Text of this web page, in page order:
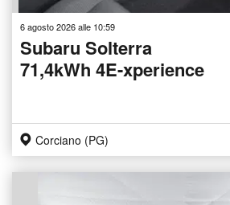
6 agosto 2026 alle 10:59
Subaru Solterra
71,4kWh 4E-xperience
Corciano (PG)